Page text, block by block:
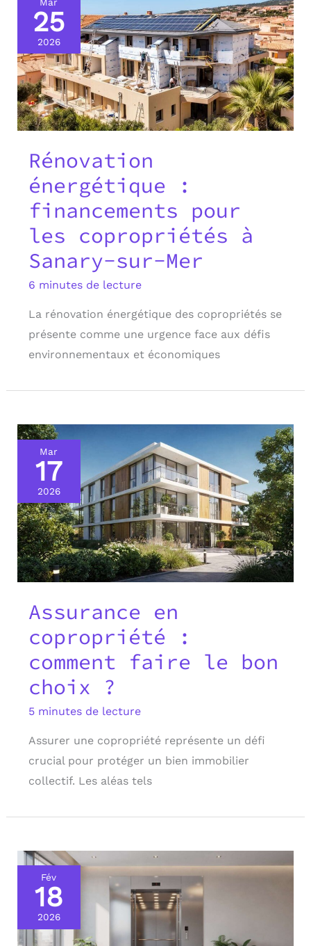
25
2026
Rénovation
énergétique :
financements pour
les copropriétés à
Sanary-sur-Mer
6 minutes de lecture
La rénovation énergétique des copropriétés se
présente comme une urgence face aux défis
environnementaux et économiques
Mar
17
2026
Assurance en
copropriété :
comment faire le bon
choix ?
5 minutes de lecture
Assurer une copropriété représente un défi
crucial pour protéger un bien immobilier
collectif. Les aléas tels
Fév
18
2026